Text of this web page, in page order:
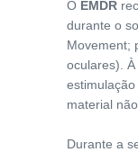
O EMDR
durante o
Movement;
oculares).
material
Durante a